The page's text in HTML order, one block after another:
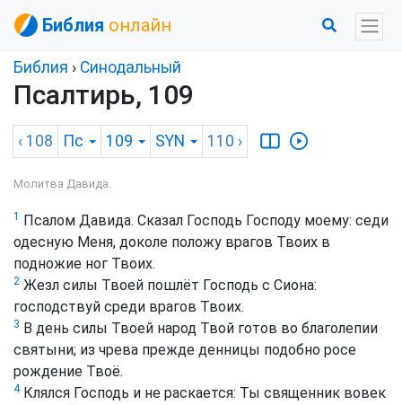
Библия онлайн
Библия › Синодальный
Псалтирь, 109
‹ 108 Пс 109 SYN 110 ›
Молитва Давида.
1
Псалом Давида. Сказал Господь Господу моему: седи
одесную Меня, доколе положу врагов Твоих в
подножие ног Твоих.
2 Жезл силы Твоей пошлёт Господь с Сиона:
господствуй среди врагов Твоих.
3 В день силы Твоей народ Твой готов во благолепии
святыни; из чрева прежде денницы подобно росе
рождение Твоё.
4Клялся Господь и не раскается: Ты священник вовек